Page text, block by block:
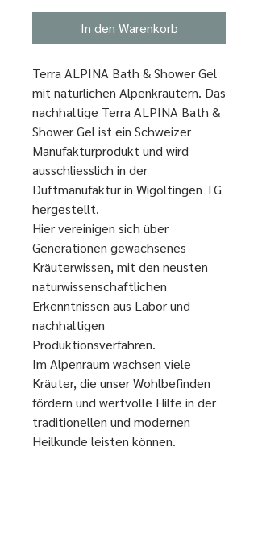
In den Warenkorb
Terra ALPINA Bath & Shower Gel
mit natürlichen Alpenkräutern. Das
nachhaltige Terra ALPINA Bath &
Shower Gel ist ein Schweizer
Manufakturprodukt und wird
ausschliesslich in der
Duftmanufaktur in Wigoltingen TG
hergestellt.
Hier vereinigen sich über
Generationen gewachsenes
Kräuterwissen, mit den neusten
naturwissenschaftlichen
Erkenntnissen aus Labor und
nachhaltigen
Produktionsverfahren.
Im Alpenraum wachsen viele
Kräuter, die unser Wohlbefinden
fördern und wertvolle Hilfe in der
traditionellen und modernen
Heilkunde leisten können.